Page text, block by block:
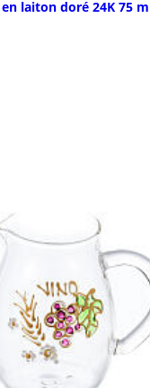
laiton doré 24K 75